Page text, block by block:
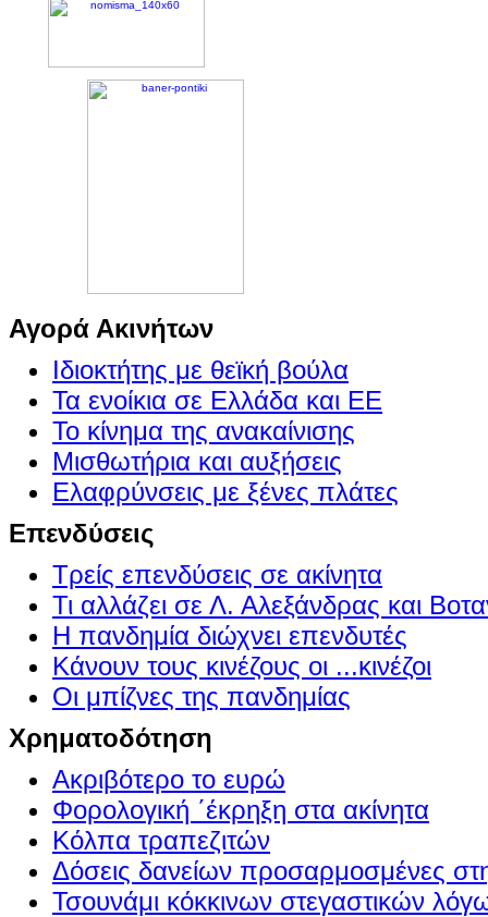
Αγορά Ακινήτων
Ιδιοκτήτης με θεϊκή βούλα
Τα ενοίκια σε Ελλάδα και ΕΕ
Το κίνημα της ανακαίνισης
Μισθωτήρια και αυξήσεις
Ελαφρύνσεις με ξένες πλάτες
Επενδύσεις
Τρείς επενδύσεις σε ακίνητα
Τι αλλάζει σε Λ. Αλεξάνδρας και
Η πανδημία διώχνει επενδυτές
Κάνουν τους κινέζους οι ...κινέζοι
Οι μπίζνες της πανδημίας
Χρηματοδότηση
Ακριβότερο το ευρώ
Φορολογική ΄έκρηξη στα ακίνητα
Κόλπα τραπεζιτών
Δόσεις δανείων προσαρμοσμένες
Τσουνάμι κόκκινων στεγαστικών